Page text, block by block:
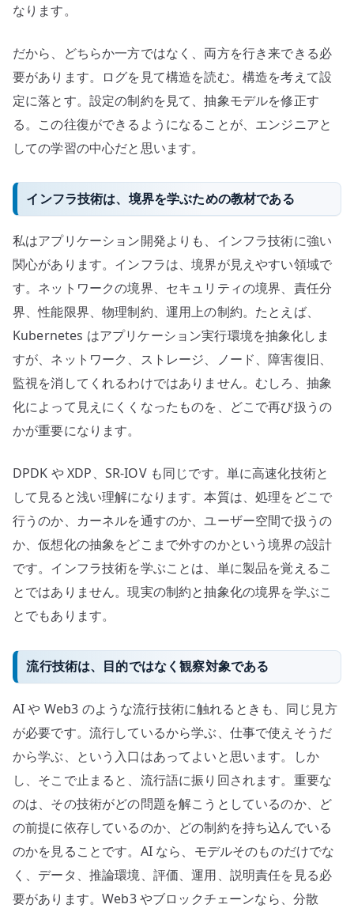
なります。
だから、どちらか一方ではなく、両方を行き来できる必
要があります。ログを見て構造を読む。構造を考えて設
定に落とす。設定の制約を見て、抽象モデルを修正す
る。この往復ができるようになることが、エンジニアと
しての学習の中心だと思います。
インフラ技術は、境界を学ぶための教材である
私はアプリケーション開発よりも、インフラ技術に強い
関心があります。インフラは、境界が見えやすい領域で
す。ネットワークの境界、セキュリティの境界、責任分
界、性能限界、物理制約、運用上の制約。たとえば、
Kubernetes はアプリケーション実行環境を抽象化しま
すが、ネットワーク、ストレージ、ノード、障害復旧、
監視を消してくれるわけではありません。むしろ、抽象
化によって見えにくくなったものを、どこで再び扱うの
かが重要になります。
DPDK や XDP、SR-IOV も同じです。単に高速化技術と
して見ると浅い理解になります。本質は、処理をどこで
行うのか、カーネルを通すのか、ユーザー空間で扱うの
か、仮想化の抽象をどこまで外すのかという境界の設計
です。インフラ技術を学ぶことは、単に製品を覚えるこ
とではありません。現実の制約と抽象化の境界を学ぶこ
とでもあります。
流行技術は、目的ではなく観察対象である
AI や Web3 のような流行技術に触れるときも、同じ見方
が必要です。流行しているから学ぶ、仕事で使えそうだ
から学ぶ、という入口はあってよいと思います。しか
し、そこで止まると、流行語に振り回されます。重要な
のは、その技術がどの問題を解こうとしているのか、ど
の前提に依存しているのか、どの制約を持ち込んでいる
のかを見ることです。AI なら、モデルそのものだけでな
く、データ、推論環境、評価、運用、説明責任を見る必
要があります。Web3 やブロックチェーンなら、分散